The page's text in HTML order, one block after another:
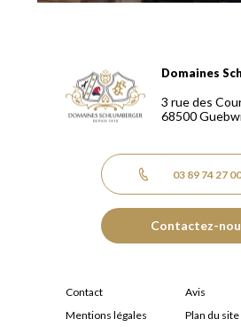
Domaines Schlumberger
Domaines
3 rue des
68500
03 89 74 27 00
Contactez-
Contact
Avis
Mentions légales
Plan du site